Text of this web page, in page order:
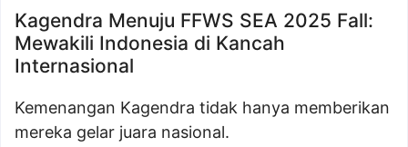
Kagendra Menuju FFWS SEA 2025 Fall:
Mewakili Indonesia di Kancah
Internasional
Kemenangan Kagendra tidak hanya memberikan
mereka gelar juara nasional.